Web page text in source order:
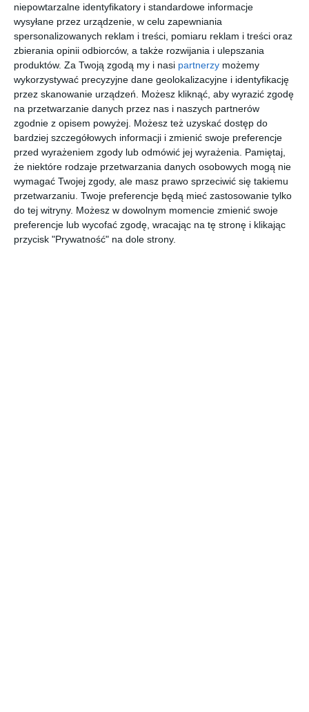
niepowtarzalne identyfikatory i standardowe informacje
wysyłane przez urządzenie, w celu zapewniania
spersonalizowanych reklam i treści, pomiaru reklam i treści oraz
zbierania opinii odbiorców, a także rozwijania i ulepszania
produktów. Za Twoją zgodą my i nasi partnerzy możemy
wykorzystywać precyzyjne dane geolokalizacyjne i identyfikację
przez skanowanie urządzeń. Możesz kliknąć, aby wyrazić zgodę
na przetwarzanie danych przez nas i naszych partnerów
zgodnie z opisem powyżej. Możesz też uzyskać dostęp do
bardziej szczegółowych informacji i zmienić swoje preferencje
przed wyrażeniem zgody lub odmówić jej wyrażenia. Pamiętaj,
że niektóre rodzaje przetwarzania danych osobowych mogą nie
wymagać Twojej zgody, ale masz prawo sprzeciwić się takiemu
przetwarzaniu. Twoje preferencje będą mieć zastosowanie tylko
do tej witryny. Możesz w dowolnym momencie zmienić swoje
preferencje lub wycofać zgodę, wracając na tę stronę i klikając
przycisk "Prywatność" na dole strony.
INSPIRACJA
Nowoczesny salon
Nowoczesny salon z szarą kanapą i dywanem
PORTA
DODAJ DO ULUBIONYCH
UDOSTĘPNIJ
Komentarze ZADAJ PYTANIE